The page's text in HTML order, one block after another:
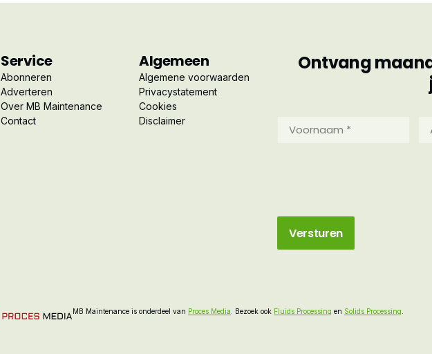
Service
Abonneren
Adverteren
Over MB Maintenance
Contact
Algemeen
Algemene voorwaarden
Privacystatement
Cookies
Disclaimer
Ontvang
MB Maintenance is onderdeel van Proces Media . Bezoek ook Fluids Processing en Solids Processing